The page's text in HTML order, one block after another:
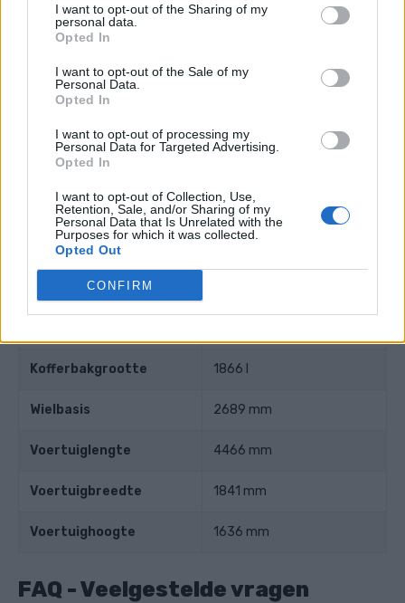
I want to opt-out of the Sharing of my
personal data.
Opted In
I want to opt-out of the Sale of my
Personal Data.
Opted In
I want to opt-out of processing my
Personal Data for Targeted Advertising.
Opted In
I want to opt-out of Collection, Use,
Retention, Sale, and/or Sharing of my
Personal Data that Is Unrelated with the
Purposes for which it was collected.
Opted Out
CONFIRM
cilinder
4
Zuigerslag
Compressieverhouding 11.50
Andere gegevens
Gewicht
Aantal deuren
Kofferbakgrootte 1866 l
Wielbasis 2689 mm
Voertuiglengte 4466 mm
Voertuigbreedte 1841 mm
Voertuighoogte 1636 mm
FAQ - Veelgestelde vragen